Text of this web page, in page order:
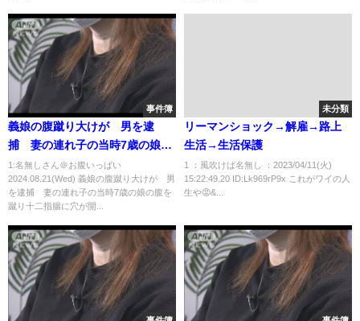
事件簿
義娘の腹蹴り大けが 男を逮
捕 妻の連れ子の当時7歳の娘の
腹を蹴り十二指腸に穴が開く内
臓損傷など約1ヵ月の大けがを負
わせる 和歌山市
1:名無しさん＠お腹いっぱい
2024.08.21(Wed) 義娘の腹蹴り大けが 男
を逮捕 妻の連れ子の当時7歳の娘の腹を
蹴り十二指腸に穴が開...
未分類
リーマンショック→解雇→路上
生活→生活保護
1 ：風吹けば名無し ：2023/04/11(火)
15:22:49.20 ID:Lk969rP9x これがワイの人
生や😡&...